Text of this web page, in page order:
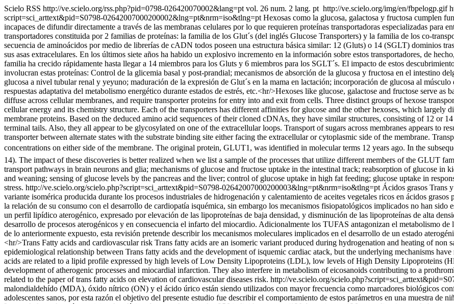
Scielo RSS http://ve.scielo.org/rss.php?pid=0798-026420070002&lang=pt vol. 26 num. 2 lang. pt http://ve.scielo.org/img/en/fbpelogp.gif
script=sci_arttext&pid=S0798-02642007000200002&lng=pt&nrm=iso&tlng=pt Hexosas como la glucosa, galactosa y fructosa cumplen
incapaces de difundir directamente a través de las membranas celulares por lo que requieren proteínas transportadoras especializadas para
transportadores constituida por 2 familias de proteínas: la familia de los Glut´s (del inglés Glucose Transporters) y la familia de los co-
secuencia de aminoácidos por medio de librerías de cADN todos poseen una estructura básica similar: 12 (Gluts) o 14 (SGLT) dominios
sus asas extracelulares. En los últimos siete años ha habido un explosivo incremento en la información sobre estos transportadores, de
familia ha crecido rápidamente hasta llegar a 14 miembros para los Gluts y 6 miembros para los SGLT´s. El impacto de estos
involucran estas proteínas: Control de la glicemia basal y post-prandial; mecanismos de absorción de la glucosa y fructosa en el intestino
glucosa a nivel tubular renal y yeyuno; maduración de la expresión de Glut´s en la mama en lactación; incorporación de glucosa al
respuestas adaptativa del metabolismo energético durante estados de estrés, etc.<hr/>Hexoses like glucose, galactose and fructose serve
diffuse across cellular membranes, and require transporter proteins for entry into and exit from cells. Three distinct groups of hexose
cellular energy and its chemistry structure. Each of the transporters has different affinities for glucose and the other hexoses, which largely
membrane proteins. Based on the deduced amino acid sequences of their cloned cDNAs, they have similar structures, consisting of 12 or
terminal tails. Also, they all appear to be glycosylated on one of the extracellular loops. Transport of sugars across membranes appears to
transporter between alternate states with the substrate binding site either facing the extracellular or cytoplasmic side of the membrane.
concentrations on either side of the membrane. The original protein, GLUT1, was identified in molecular terms 12 years ago. In the
14). The impact of these discoveries is better realized when we list a sample of the processes that utilize different members of the GLUT
transport pathways in brain neurons and glia; mechanisms of glucose and fructose uptake in the intestinal track; reabsorption of glucose in
and weaning; sensing of glucose levels by the pancreas and the liver; control of glucose uptake in high fat feeding; glucose uptake in
stress. http://ve.scielo.org/scielo.php?script=sci_arttext&pid=S0798-02642007000200003&lng=pt&nrm=iso&tlng=pt Ácidos grasos Trans
variante isomérica producida durante los procesos industriales de hidrogenación y calentamiento de aceites vegetales ricos en ácidos
la relación de su consumo con el desarrollo de cardiopatía isquémica, sin embargo los mecanismos fisiopatológicos implicados no han
un perfil lipídico aterogénico, expresado por elevación de las lipoproteínas de baja densidad, y disminución de las lipoproteínas de alta
desarrollo de procesos aterogénicos y en consecuencia el infarto del miocardio. Adicionalmente los TUFAS antagonizan el metabolismo
de lo anteriormente expuesto, esta revisión pretende describir los mecanismos moleculares implicados en el desarrollo de un estado
<hr/>Trans Fatty acids and cardiovascular risk Trans fatty acids are an isomeric variant produced during hydrogenation and heating of non
epidemiological relationship between Trans fatty acids and the development of isquemic cardiac atack, but the underlying mechanisms
acids are related to a lipid profile expressed by high levels of Low Density Lipoproteins (LDL), low levels of High Density Lipoproteins
development of atherogenic processes and miocardial infarction. They also interfere in metabolism of eicosanoids contributing to a
related to the paper of trans fatty acids on elevation of cardiovascular diseases risk. http://ve.scielo.org/
malondialdehído (MDA), óxido nítrico (ON) y el ácido úrico están siendo utilizados con mayor frecuencia como marcadores biológicos
adolescentes sanos, por esta razón el objetivo del presente estudio fue describir el comportamiento de estos parámetros en una muestra de